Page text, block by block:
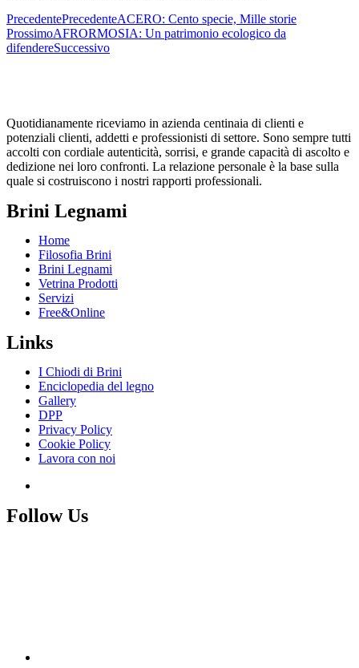
PrecedentePrecedenteACERO: Cento specie, Mille storie
ProssimoAFRORMOSIA: Un patrimonio ecologico da
difendereSuccessivo
Quotidianamente riceviamo in azienda centinaia di clienti e
potenziali clienti, addetti e professionisti di settore. Sono sempre tutti
accolti con cordiale autenticità, sorrisi, e grande capacità di ascolto e
dedizione nei loro confronti. La relazione personale è la base sulla
quale si costruiscono i nostri rapporti professionali.
Brini Legnami
Home
Filosofia Brini
Brini Legnami
Vetrina Prodotti
Servizi
Free&Online
Links
I Chiodi di Brini
Enciclopedia del legno
Gallery
DPP
Privacy Policy
Cookie Policy
Lavora con noi
Follow Us